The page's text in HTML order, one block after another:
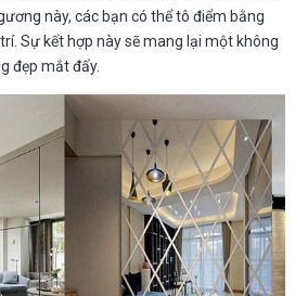
này, các bạn có thể tô điểm bằng
Sự kết hợp này sẽ mang lại một không
đẹp mắt đấy.